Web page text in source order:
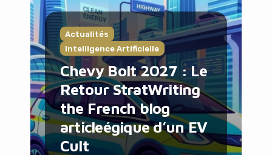
Actualités
Intelligence Artificielle
Chevy Bolt 2027 : Le
Retour StratWriting
the French blog
articleégique d’un EV
Cult
E-commerce
Famille
Finance
Intelligence Artificielle
Lifestyle
Marketing & Ventes
Plateformes
Produits physiques
Santé et Forme
Social & Communauté